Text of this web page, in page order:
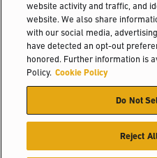
รถหยิบสินค้าแบบยกสูงปานกลางแ
รถฟอร์คลิฟท์ไฟฟ้า 4 ล้อแบบยาง
© 2026 Hyster-Yale Materials
นโยบายความเป็นส่วนตัว
นโยบ
เงื่อนไขการบริการ
นโยบายคุกกี้
website activity and traffic, and
website. We also share
with our social media,
have detected an opt-out
honored. Further information is
Policy. Cookie Policy
Do Not
Reject